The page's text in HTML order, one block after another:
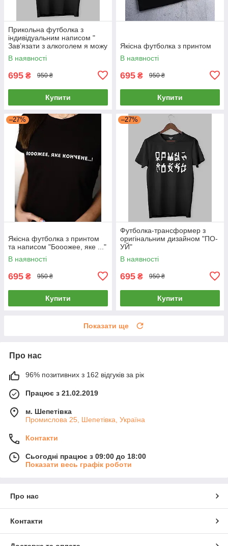
Прикольна футболка з
індивідуальним написом "
Завʼязати з алкоголем я можу
тільки пакет"
В наявності
695 ₴ 950 ₴
Купити
Якісна футболка з принтом
В наявності
695 ₴ 950 ₴
Купити
–27%
Якісна футболка з принтом
та написом "Бооожее, яке ..."
В наявності
695 ₴ 950 ₴
Купити
–27%
Футболка-трансформер з
оригінальним дизайном "ПО-
УЙ"
В наявності
695 ₴ 950 ₴
Купити
Показати ще
Про нас
96% позитивних з 162 відгуків за рік
Працює з 21.02.2019
м. Шепетівка
Промислова 25, Шепетівка, Україна
Контакти
Сьогодні працює з 09:00 до 18:00
Показати весь графік роботи
Про нас
Контакти